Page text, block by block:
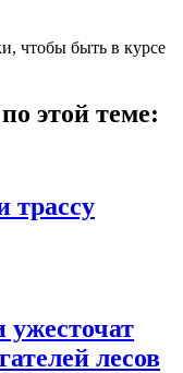
чтобы быть в курсе
этой теме:
трассу
лесов